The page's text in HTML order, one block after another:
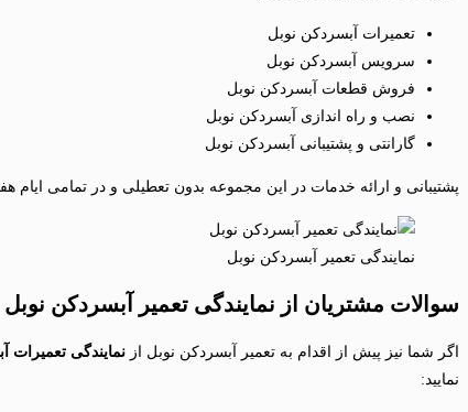
تعمیرات آبسردکن نوبل
سرویس آبسردکن نوبل
فروش قطعات آبسردکن نوبل
نصب و راه اندازی آبسردکن نوبل
گارانتی و پشتیبانی آبسردکن نوبل
پشتیبانی و ارائه خدمات در این مجموعه بدون تعطیلی و در تمامی ایام
نمایندگی تعمیر آبسردکن نوبل
سوالات مشتریان از نمایندگی تعمیر آبسردکن نوبل
اگر شما نیز پیش از اقدام به تعمیر آبسردکن نوبل از نمایندگی تعمیرات
نمایید: